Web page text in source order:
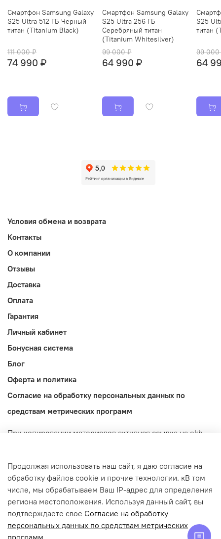
Смартфон Samsung Galaxy
S25 Ultra 512 ГБ Черный
титан (Titanium Black)
111 000 ₽
74 990 ₽
Смартфон Samsung Galaxy
S25 Ultra 256 ГБ
Серебряный титан
(Titanium Whitesilver)
99 000 ₽
64 990 ₽
S25
титан
99
64
Условия обмена и возврата
Контакты
О компании
Отзывы
Доставка
Оплата
Гарантия
Личный кабинет
Бонусная система
Блог
Оферта и политика
Согласие на обработку персональных данных по
средствам метрических программ
При копировании материалов активная ссылка на ekb-
информационный характер и ни при каких условиях не
является публичной офертой, определяемой
положениями Статьи 437 (2) Гражданского кодекса
Российской Федерации.
© 2022-2026 ekb-import.ru / Магазин IMPORT.
ИП Попов Денис Дмитриевич | ИНН: 665913301139 |
Продолжая использовать наш сайт, я даю согласие на
обработку файлов cookie и прочие технологии. кВ том
числе, мы обрабатываем Ваш IP-адрес для определения
региона местоположения. Используя данный сайт, вы
подтверждаете свое Согласие на обработку
персональных данных по средствам метрических